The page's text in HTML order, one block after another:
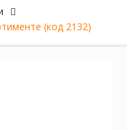
(код 2132)